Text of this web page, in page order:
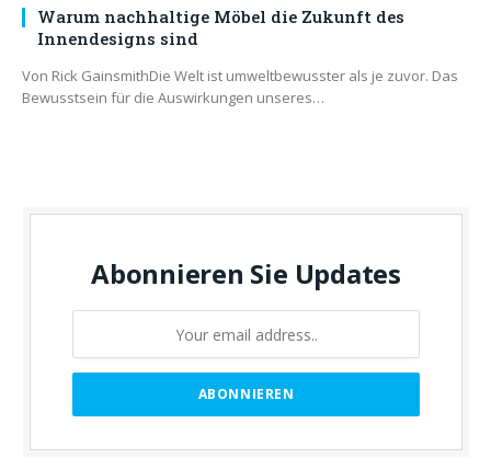
Warum nachhaltige Möbel die Zukunft des
Innendesigns sind
Von Rick GainsmithDie Welt ist umweltbewusster als je zuvor. Das
Bewusstsein für die Auswirkungen unseres…
Abonnieren Sie Updates